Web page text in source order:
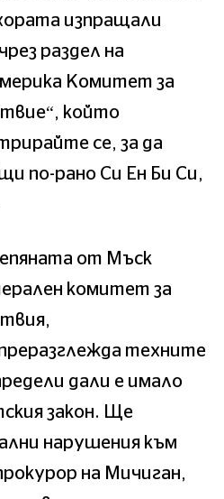
изпращали
раздел на
Комитет за
който
се, за да
по-рано Си Ен Би Си,
от Мъск
комитет за
техните
дали е имало
закон. Ще
нарушения към
на Мичиган,